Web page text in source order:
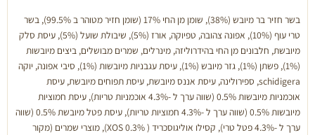
בר
בשר חזיר בר מיובש (38%), שומן מן החי 17% (שומן חזיר מטוהר ב 99.5%), בשר
טרי עוף (10%), אפונה צהובה, טפיוקה, אורז (5%), שיבולת שועל (5%), עיסת סלק
מיובשת, חלבונים מן החי בהידרוליזה, מינרלים, שמרים מבושלים, ביצים מיובשות
(1%), פשתן (1%), גזר מיובש (1%), עיסת עגבניות מיובשות (1%), סיבי אפונה, יוקה
schidigera, ספירולינה, עיסת אננס מיובשת, עיסת תפוחים מיובשת, עיסת
אוכמניות מיובשות 0.5% (שווה ערך ל -4.3% אוכמניות טריות), עיסת חמוציות
מיובשות 0.5% (שווה ערך ל -4.3% חמוציות טריות), עיסת פטל מיובשת 0.5% (שווה
ערך ל -4.3% פטל טרי), קסילו אוליגוסכריד ( XOS 0.3%), מוצרי שמרים (מקור